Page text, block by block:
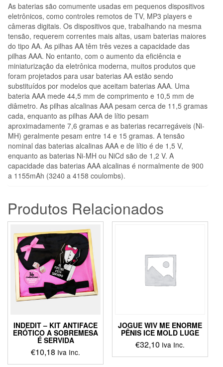
As baterias são comumente usadas em pequenos dispositivos
eletrônicos, como controles remotos de TV, MP3 players e
câmeras digitais. Os dispositivos que, trabalhando na mesma
tensão, requerem correntes mais altas, usam baterias maiores
do tipo AA. As pilhas AA têm três vezes a capacidade das
pilhas AAA. No entanto, com o aumento da eficiência e
miniaturização da eletrônica moderna, muitos produtos que
foram projetados para usar baterias AA estão sendo
substituídos por modelos que aceitam baterias AAA. Uma
bateria AAA mede 44,5 mm de comprimento e 10,5 mm de
diâmetro. As pilhas alcalinas AAA pesam cerca de 11,5 gramas
cada, enquanto as pilhas AAA de lítio pesam
aproximadamente 7,6 gramas e as baterias recarregáveis (Ni-
MH) geralmente pesam entre 14 e 15 gramas. A tensão
nominal das baterias alcalinas AAA e de lítio é de 1,5 V,
enquanto as baterias Ni-MH ou NiCd são de 1,2 V. A
capacidade das baterias AAA alcalinas é normalmente de 900
a 1155mAh (3240 a 4158 coulombs).
Produtos Relacionados
INDEDIT – KIT ANTIFACE
ERÓTICO A SOBREMESA
É SERVIDA
€10,18 Iva Inc.
JOGUE WIV ME ENORME
PÊNIS ICE MOLD LUGE
€32,10 Iva Inc.